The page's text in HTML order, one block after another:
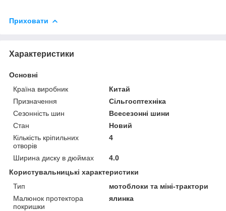
Приховати
Характеристики
Основні
Країна виробник
Китай
Призначення
Сільгосптехніка
Сезонність шин
Всесезонні шини
Стан
Новий
Кількість кріпильних
отворів
4
Ширина диску в дюймах
4.0
Користувальницькі характеристики
Тип
мотоблоки та міні-трактори
Малюнок протектора
покришки
ялинка